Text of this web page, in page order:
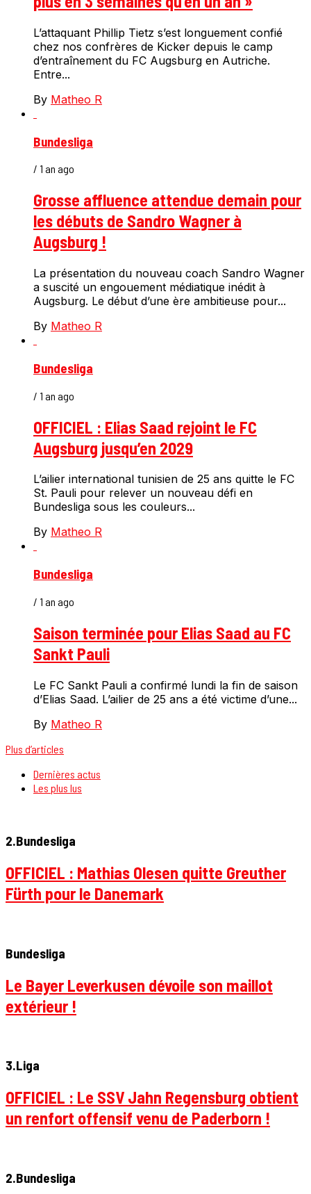
L’attaquant Phillip Tietz s’est longuement confié
chez nos confrères de Kicker depuis le camp
d’entraînement du FC Augsburg en Autriche.
Entre...
By Matheo R
Bundesliga
/ 1 an ago
Grosse affluence attendue demain pour
les débuts de Sandro Wagner à
Augsburg !
La présentation du nouveau coach Sandro Wagner
a suscité un engouement médiatique inédit à
Augsburg. Le début d’une ère ambitieuse pour...
By Matheo R
Bundesliga
/ 1 an ago
OFFICIEL : Elias Saad rejoint le FC
Augsburg jusqu’en 2029
L’ailier international tunisien de 25 ans quitte le FC
St. Pauli pour relever un nouveau défi en
Bundesliga sous les couleurs...
By Matheo R
Bundesliga
/ 1 an ago
Saison terminée pour Elias Saad au FC
Sankt Pauli
Le FC Sankt Pauli a confirmé lundi la fin de saison
d’Elias Saad. L’ailier de 25 ans a été victime d’une...
By Matheo R
Plus d’articles
Dernières actus
Les plus lus
2.Bundesliga
OFFICIEL : Mathias Olesen quitte Greuther
Fürth pour le Danemark
Bundesliga
Le Bayer Leverkusen dévoile son maillot
extérieur !
3.Liga
OFFICIEL : Le SSV Jahn Regensburg obtient
un renfort offensif venu de Paderborn !
2.Bundesliga